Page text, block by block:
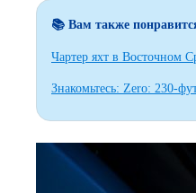
📚 Вам также
Чартер яхт в Восточном
Знакомьтесь: Zero: 230-